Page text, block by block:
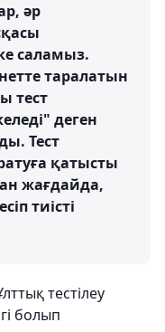
әр
саламыз.
таралатын
тест
деген
Тест
қатысты
жағдайда,
тиісті
тестілеу
болып